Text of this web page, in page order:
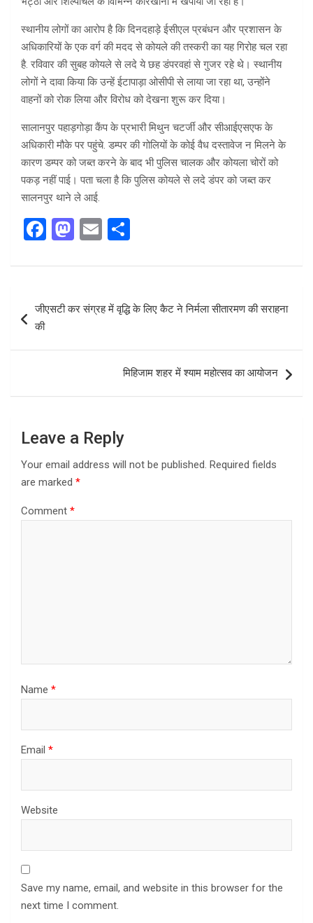
स्थानीय लोगों का आरोप है कि दिनदहाड़े ईसीएल प्रबंधन और प्रशासन के
अधिकारियों के एक वर्ग की मदद से कोयले की तस्करी का यह गिरोह चल रहा
है. रविवार की सुबह कोयले से लदे ये छह डंपरवहां से गुजर रहे थे। स्थानीय
लोगों ने दावा किया कि उन्हें ईटापाड़ा ओसीपी से लाया जा रहा था, उन्होंने
वाहनों को रोक लिया और विरोध को देखना शुरू कर दिया।
सालानपुर पहाड़गोड़ा कैंप के प्रभारी मिथुन चटर्जी और सीआईएसएफ के
अधिकारी मौके पर पहुंचे. डम्पर की गोलियों के कोई वैध दस्तावेज न मिलने के
कारण डम्पर को जब्त करने के बाद भी पुलिस चालक और कोयला चोरों को
पकड़ नहीं पाई। पता चला है कि पुलिस कोयले से लदे डंपर को जब्त कर
सालनपुर थाने ले आई.
F
ce
o
M
st
d
E
ail ar
e
navigation
जीएसटी कर संग्रह में वृद्धि के लिए कैट ने निर्मला सीतारमण की सराहना
की
मिहिजाम शहर में श्याम महोत्सव का आयोजन
Leave a Reply
Your email address will not be published. Required fields
are marked *
Comment *
Name *
Email *
Website
Save my name, email, and website in this browser for the
next time I comment.